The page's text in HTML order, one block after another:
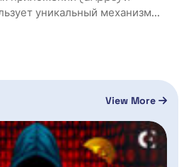
уникальный механизм...
View More